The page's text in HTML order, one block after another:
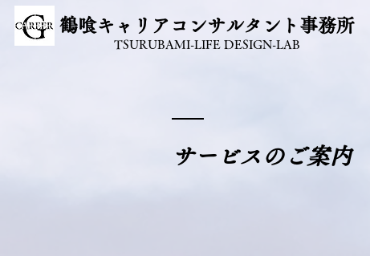
​鶴喰キャリアコンサルタント事務所
TSURUBAMI-LIFE DESIGN-LAB
サービスのご案内